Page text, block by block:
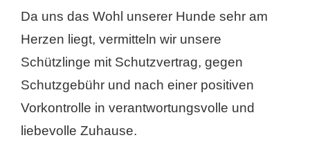
Da uns das Wohl unserer Hunde sehr am
Herzen liegt, vermitteln wir unsere
Schützlinge mit Schutzvertrag, gegen
Schutzgebühr und nach einer positiven
Vorkontrolle in verantwortungsvolle und
liebevolle Zuhause.